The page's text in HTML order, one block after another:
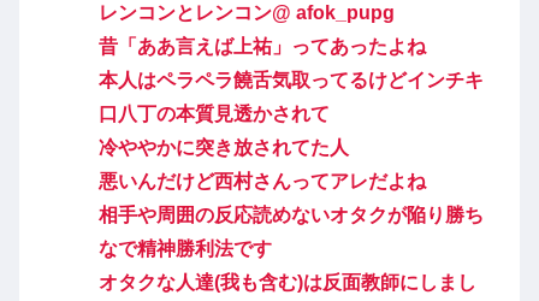
レンコンとレンコン@ afok_pupg
昔「ああ言えば上祐」ってあったよね
本人はペラペラ饒舌気取ってるけどインチキ
口八丁の本質見透かされて
冷ややかに突き放されてた人
悪いんだけど西村さんってアレだよね
相手や周囲の反応読めないオタクが陥り勝ち
なで精神勝利法です
オタクな人達(我も含む)は反面教師にしまし